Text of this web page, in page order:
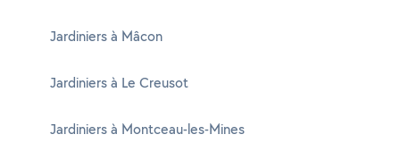
Jardiniers à Mâcon
Jardiniers à Le Creusot
Jardiniers à Montceau-les-Mines